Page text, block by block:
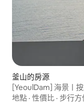
釜山的房源
[YeoulDam] 海景ㅣ
地點 · 性價比 · 步行方